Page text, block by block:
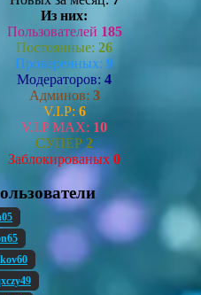
Из них:
Пользователей 185
Постоянные: 26
Проверенных: 9
Модераторов: 4
Админов: 3
V.I.P: 6
V.I.P MAX: 10
СУПЕР 2
Заблокированых 0